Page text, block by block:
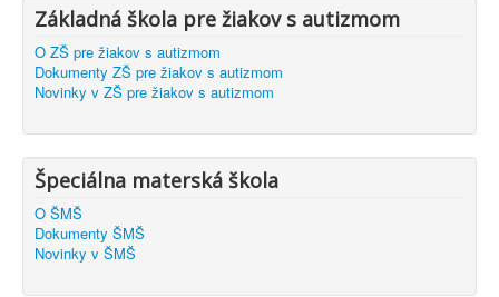
Základná škola pre žiakov s autizmom
O ZŠ pre žiakov s autizmom
Dokumenty ZŠ pre žiakov s autizmom
Novinky v ZŠ pre žiakov s autizmom
Špeciálna materská škola
O ŠMŠ
Dokumenty ŠMŠ
Novinky v ŠMŠ